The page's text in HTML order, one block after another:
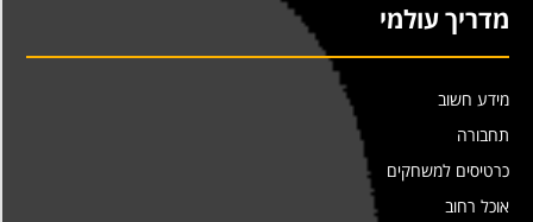
מדריך עולמי
מידע חשוב
תחבורה
כרטיסים למשחקים
אוכל רחוב